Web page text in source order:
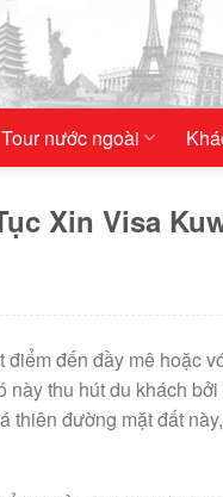
Tour nước ngoài
Xin Visa
điểm đến đầy mê hoặc
thu hút du khách
thiên đường mặt đất